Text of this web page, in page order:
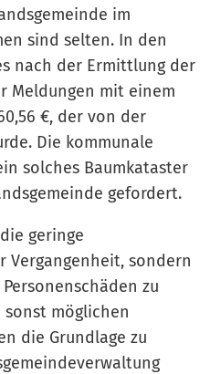
im
sind selten. In den
nach der Ermittlung der
Meldungen mit einem
€, der von der
Die kommunale
solches Baumkataster
gefordert.
geringe
sondern
zu
sonst möglichen
die Grundlage zu